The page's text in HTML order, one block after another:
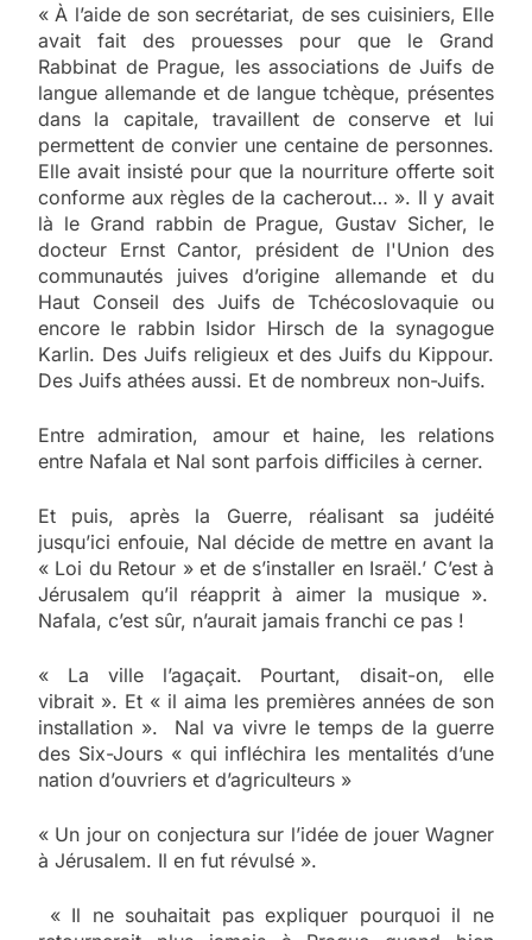
« À l’aide de son secrétariat, de ses cuisiniers, Elle
avait fait des prouesses pour que le Grand
Rabbinat de Prague, les associations de Juifs de
langue allemande et de langue tchèque, présentes
dans la capitale, travaillent de conserve et lui
permettent de convier une centaine de personnes.
Elle avait insisté pour que la nourriture offerte soit
conforme aux règles de la cacherout… ». Il y avait
là le Grand rabbin de Prague, Gustav Sicher, le
docteur Ernst Cantor, président de l'Union des
communautés juives d’origine allemande et du
Haut Conseil des Juifs de Tchécoslovaquie ou
encore le rabbin Isidor Hirsch de la synagogue
Karlin. Des Juifs religieux et des Juifs du Kippour.
Des Juifs athées aussi. Et de nombreux non-Juifs.
Entre admiration, amour et haine, les relations
entre Nafala et Nal sont parfois difficiles à cerner.
Et puis, après la Guerre, réalisant sa judéité
jusqu’ici enfouie, Nal décide de mettre en avant la
« Loi du Retour » et de s’installer en Israël.’ C’est à
Jérusalem qu’il réapprit à aimer la musique ».
Nafala, c’est sûr, n’aurait jamais franchi ce pas !
« La ville l’agaçait. Pourtant, disait-on, elle
vibrait ». Et « il aima les premières années de son
installation ». Nal va vivre le temps de la guerre
des Six-Jours « qui infléchira les mentalités d’une
nation d’ouvriers et d’agriculteurs »
« Un jour on conjectura sur l’idée de jouer Wagner
à Jérusalem. Il en fut révulsé ».
« Il ne souhaitait pas expliquer pourquoi il ne